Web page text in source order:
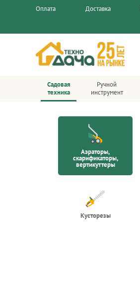
Оплата Доставка
Садовая
техника
Ручной
инструмент
Аэраторы,
скарификаторы,
вертикуттеры
Кусторезы